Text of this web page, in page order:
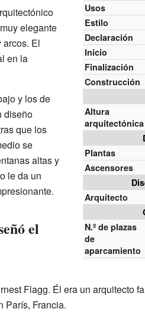
Usos
Estilo
Declaración
Inicio
Finalización
Construcción
Altura
arquitectónica
Plantas
Ascensores
Arquitecto
N.º de plazas
de
aparcamiento
elegante
arcos. El
en la
y los de
diseño
que los
se
altas y
le da un
el
Flagg. Él era un arquitecto
París, Francia.